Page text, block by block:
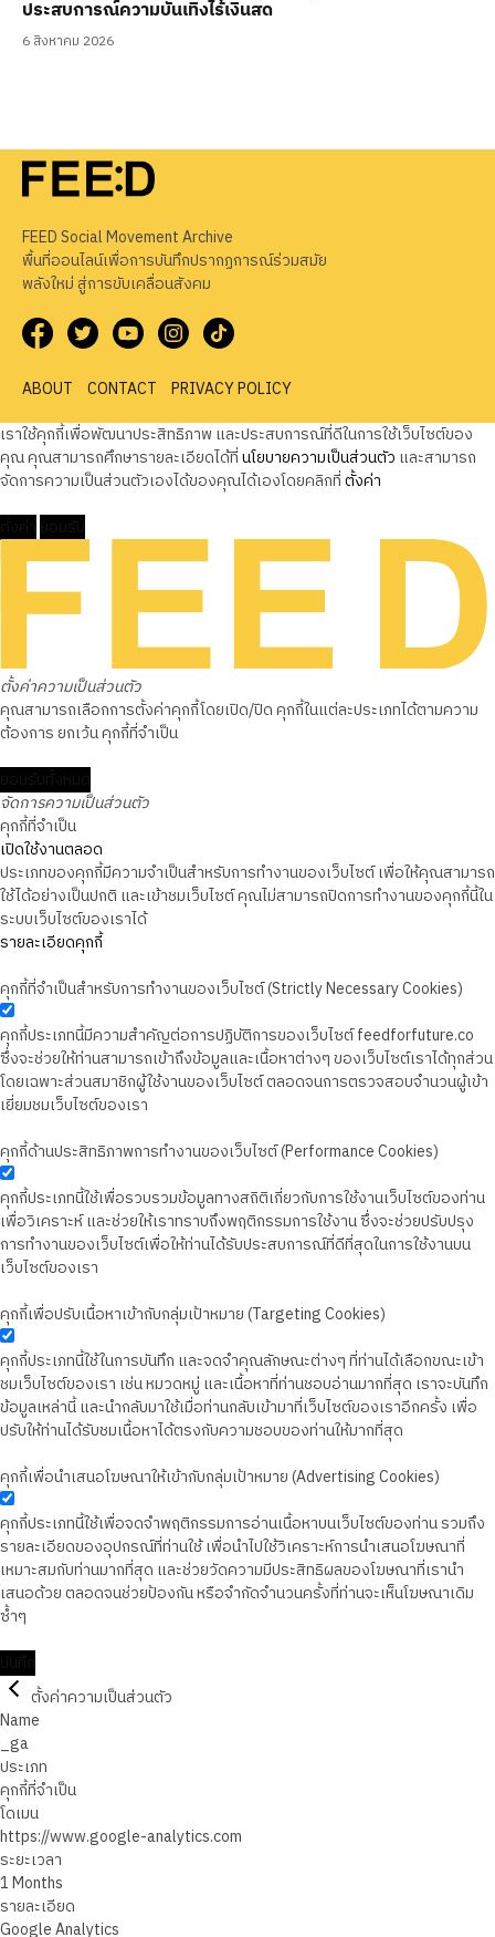
ประสบการณ์ความบันเทิงไร้เงินสด
6 สิงหาคม 2026
FEED Social Movement Archive
พื้นที่ออนไลน์เพื่อการบันทึกปรากฏการณ์ร่วมสมัย
พลังใหม่ สู่การขับเคลื่อนสังคม
ABOUT CONTACT
PRIVACY POLICY
เราใช้คุกกี้เพื่อพัฒนาประสิทธิภาพ และประสบการณ์ที่ดีในการใช้เว็บไซต์ของ
คุณ คุณสามารถศึกษารายละเอียดได้ที่นโยบายความเป็นส่วนตัว และสามารถ
จัดการความเป็นส่วนตัวเองได้ของคุณได้เองโดยคลิกที่ตั้งค่า
ตั้งค่าความเป็นส่วนตัว
คุณสามารถเลือกการตั้งค่าคุกกี้โดยเปิด/ปิด คุกกี้ในแต่ละประเภทได้ตามความ
ต้องการ ยกเว้น คุกกี้ที่จำเป็น
จัดการความเป็นส่วนตัว
คุกกี้ที่จำเป็น
เปิดใช้งานตลอด
ประเภทของคุกกี้มีความจำเป็นสำหรับการทำงานของเว็บไซต์ เพื่อให้คุณสามารถ
ใช้ได้อย่างเป็นปกติ และเข้าชมเว็บไซต์ คุณไม่สามารถปิดการทำงานของคุกกี้นี้ใน
ระบบเว็บไซต์ของเราได้
รายละเอียดคุกกี้
คุกกี้ที่จำเป็นสำหรับการทำงานของเว็บไซต์ (Strictly Necessary Cookies)
คุกกี้ประเภทนี้มีความสำคัญต่อการปฏิบัติการของเว็บไซต์ feedforfuture.co
ซึ่งจะช่วยให้ท่านสามารถเข้าถึงข้อมูลและเนื้อหาต่างๆ ของเว็บไซต์เราได้ทุกส่วน
โดยเฉพาะส่วนสมาชิกผู้ใช้งานของเว็บไซต์ ตลอดจนการตรวจสอบจำนวนผู้เข้า
เยี่ยมชมเว็บไซต์ของเรา
คุกกี้ด้านประสิทธิภาพการทำงานของเว็บไซต์ (Performance Cookies)
คุกกี้ประเภทนี้ใช้เพื่อรวบรวมข้อมูลทางสถิติเกี่ยวกับการใช้งานเว็บไซต์ของท่าน
เพื่อวิเคราะห์ และช่วยให้เราทราบถึงพฤติกรรมการใช้งาน ซึ่งจะช่วยปรับปรุง
การทำงานของเว็บไซต์เพื่อให้ท่านได้รับประสบการณ์ที่ดีที่สุดในการใช้งานบน
เว็บไซต์ของเรา
คุกกี้เพื่อปรับเนื้อหาเข้ากับกลุ่มเป้าหมาย (Targeting Cookies)
คุกกี้ประเภทนี้ใช้ในการบันทึก และจดจำคุณลักษณะต่างๆ ที่ท่านได้เลือกขณะเข้า
ชมเว็บไซต์ของเรา เช่น หมวดหมู่ และเนื้อหาที่ท่านชอบอ่านมากที่สุด เราจะบันทึก
ข้อมูลเหล่านี้ และนำกลับมาใช้เมื่อท่านกลับเข้ามาที่เว็บไซต์ของเราอีกครั้ง เพื่อ
ปรับให้ท่านได้รับชมเนื้อหาได้ตรงกับความชอบของท่านให้มากที่สุด
คุกกี้เพื่อนำเสนอโฆษณาให้เข้ากับกลุ่มเป้าหมาย (Advertising Cookies)
คุกกี้ประเภทนี้ใช้เพื่อจดจำพฤติกรรมการอ่านเนื้อหาบนเว็บไซต์ของท่าน รวมถึง
รายละเอียดของอุปกรณ์ที่ท่านใช้ เพื่อนำไปใช้วิเคราะห์การนำเสนอโฆษณาที่
เหมาะสมกับท่านมากที่สุด และช่วยวัดความมีประสิทธิผลของโฆษณาที่เรานำ
เสนอด้วย ตลอดจนช่วยป้องกัน หรือจำกัดจำนวนครั้งที่ท่านจะเห็นโฆษณาเดิม
ซ้ำๆ
ตั้งค่าความเป็นส่วนตัว
Name
_ga
ประเภท
คุกกี้ที่จำเป็น
โดเมน
https://www.google-analytics.com
ระยะเวลา
1 Months
รายละเอียด
Google Analytics